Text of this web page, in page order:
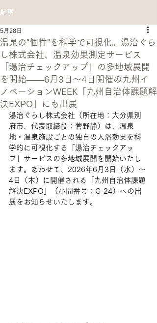
記事
温泉の"個性"を科学で可視化。湯治ぐら
し株式会社、温泉効果測定サービス
「湯治チェックアップ」の多地域展開
を開始——6月3日〜4日開催の九州イ
ノベーションWEEK「九州自治体課題解
決EXPO」にも出展
5月28日
湯治ぐらし株式会社（所在地：大分県別
府市、代表取締役：菅野静）は、温泉
地・温泉施設ごとの独自の入浴効果を科
学的に可視化する「湯治チェックアッ
プ」サービスの多地域展開を開始いたし
ます。あわせて、2026年6月3日（水）〜
4日（木）に開催される「九州自治体課題
解決EXPO」（小間番号：G-24）への出
展をお知らせいたします。